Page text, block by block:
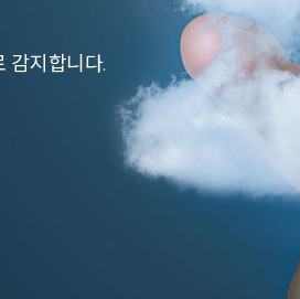
감지합니다.